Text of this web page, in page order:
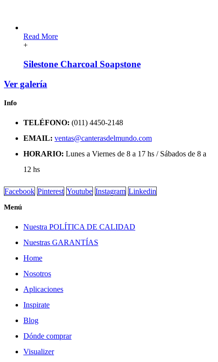
Read More
+
Silestone Charcoal Soapstone
Ver galería
Info
TELÉFONO: (011) 4450-2148
EMAIL: ventas@canterasdelmundo.com
HORARIO: Lunes a Viernes de 8 a 17 hs / Sábados de 8 a
12 hs
Facebook Pinterest Youtube Instagram Linkedin
Menú
Nuestra POLÍTICA DE CALIDAD
Nuestras GARANTÍAS
Home
Nosotros
Aplicaciones
Inspirate
Blog
Dónde comprar
Visualizer